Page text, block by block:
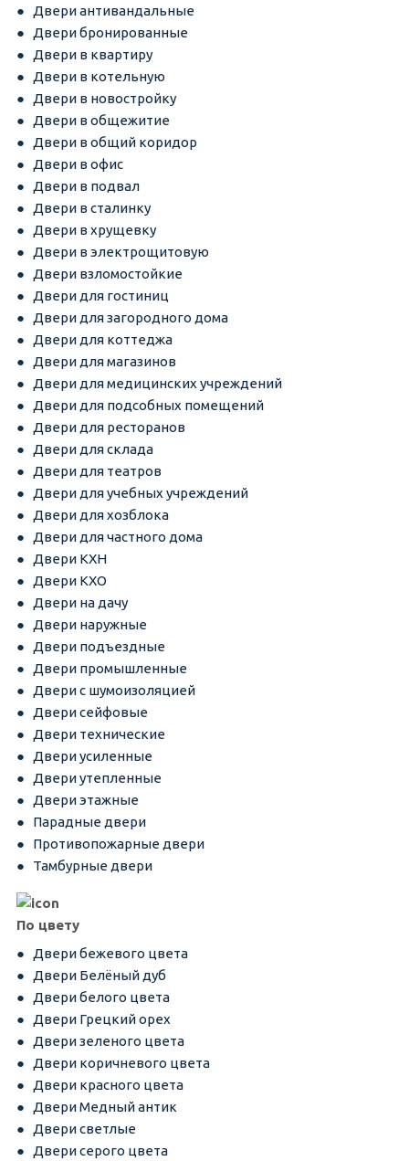
Двери антивандальные
Двери бронированные
Двери в квартиру
Двери в котельную
Двери в новостройку
Двери в общежитие
Двери в общий коридор
Двери в офис
Двери в подвал
Двери в сталинку
Двери в хрущевку
Двери в электрощитовую
Двери взломостойкие
Двери для гостиниц
Двери для загородного дома
Двери для коттеджа
Двери для магазинов
Двери для медицинских учреждений
Двери для подсобных помещений
Двери для ресторанов
Двери для склада
Двери для театров
Двери для учебных учреждений
Двери для хозблока
Двери для частного дома
Двери КХН
Двери КХО
Двери на дачу
Двери наружные
Двери подъездные
Двери промышленные
Двери с шумоизоляцией
Двери сейфовые
Двери технические
Двери усиленные
Двери утепленные
Двери этажные
Парадные двери
Противопожарные двери
Тамбурные двери
По цвету
Двери бежевого цвета
Двери Белёный дуб
Двери белого цвета
Двери Грецкий орех
Двери зеленого цвета
Двери коричневого цвета
Двери красного цвета
Двери Медный антик
Двери светлые
Двери серого цвета